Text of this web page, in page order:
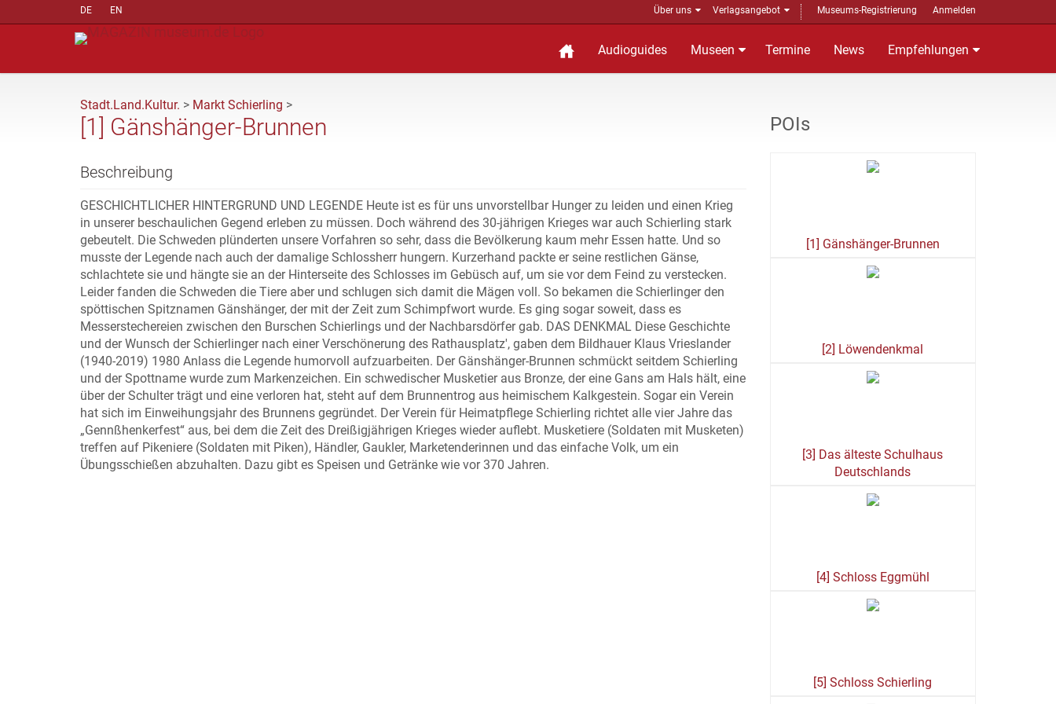
DE EN Über uns Verlagsangebot Museums-Registrierung Anmelden
Audioguides Museen Termine News Empfehlungen
Stadt.Land.Kultur. > Markt Schierling >
[1] Gänshänger-Brunnen
Beschreibung
GESCHICHTLICHER HINTERGRUND UND LEGENDE Heute ist es für uns unvorstellbar Hunger zu leiden und einen Krieg
in unserer beschaulichen Gegend erleben zu müssen. Doch während des 30-jährigen Krieges war auch Schierling stark
gebeutelt. Die Schweden plünderten unsere Vorfahren so sehr, dass die Bevölkerung kaum mehr Essen hatte. Und so
musste der Legende nach auch der damalige Schlossherr hungern. Kurzerhand packte er seine restlichen Gänse,
schlachtete sie und hängte sie an der Hinterseite des Schlosses im Gebüsch auf, um sie vor dem Feind zu verstecken.
Leider fanden die Schweden die Tiere aber und schlugen sich damit die Mägen voll. So bekamen die Schierlinger den
spöttischen Spitznamen Gänshänger, der mit der Zeit zum Schimpfwort wurde. Es ging sogar soweit, dass es
Messerstechereien zwischen den Burschen Schierlings und der Nachbarsdörfer gab. DAS DENKMAL Diese Geschichte
und der Wunsch der Schierlinger nach einer Verschönerung des Rathausplatz', gaben dem Bildhauer Klaus Vrieslander
(1940-2019) 1980 Anlass die Legende humorvoll aufzuarbeiten. Der Gänshänger-Brunnen schmückt seitdem Schierling
und der Spottname wurde zum Markenzeichen. Ein schwedischer Musketier aus Bronze, der eine Gans am Hals hält, eine
über der Schulter trägt und eine verloren hat, steht auf dem Brunnentrog aus heimischem Kalkgestein. Sogar ein Verein
hat sich im Einweihungsjahr des Brunnens gegründet. Der Verein für Heimatpflege Schierling richtet alle vier Jahre das
„Gennßhenkerfest“ aus, bei dem die Zeit des Dreißigjährigen Krieges wieder auflebt. Musketiere (Soldaten mit Musketen)
treffen auf Pikeniere (Soldaten mit Piken), Händler, Gaukler, Marketenderinnen und das einfache Volk, um ein
Übungsschießen abzuhalten. Dazu gibt es Speisen und Getränke wie vor 370 Jahren.
POIs
[1] Gänshänger-Brunnen
[2] Löwendenkmal
[3] Das älteste Schulhaus
Deutschlands
[4] Schloss Eggmühl
[5] Schloss Schierling